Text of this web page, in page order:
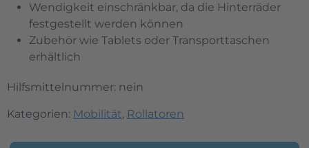
Wendigkeit einschränkbar, da die Hinterräder
festgestellt werden können
Zubehör wie Tablets oder Transporttaschen
erhältlich
Hilfsmittelnummer: nein
Kategorien: Mobilität, Rollatoren